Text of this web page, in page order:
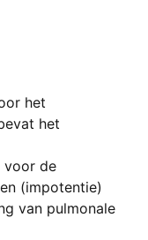
het
het
voor de
(impotentie)
van pulmonale